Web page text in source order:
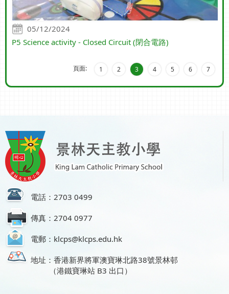
05/12/2024
P5 Science activity - Closed Circuit (閉合電路)
頁面: 1 2 3 4 5 6 7
電話：2703 0499
傳真：2704 0977
電郵：klcps@klcps.edu.hk
地址：香港新界將軍澳寶琳北路38號景林邨
（港鐵寶琳站 B3 出口）